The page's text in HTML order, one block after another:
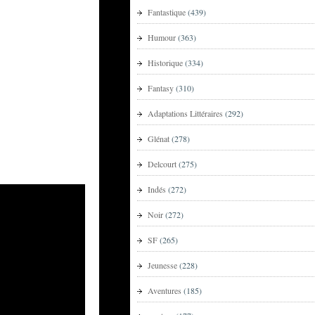
Fantastique(439)
Humour(363)
Historique(334)
Fantasy(310)
Adaptations Littéraires (292)
Glénat(278)
Delcourt(275)
Indés (272)
Noir(272)
SF(265)
Jeunesse(228)
Aventures (185)